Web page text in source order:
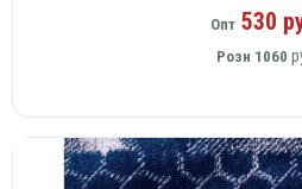
Опт530
Розн 1060